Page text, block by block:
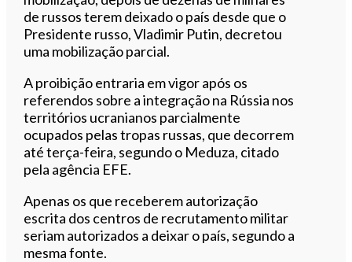
de russos terem deixado o país desde que o
Presidente russo, Vladimir Putin, decretou
uma mobilização parcial.
A proibição entraria em vigor após os
referendos sobre a integração na Rússia nos
territórios ucranianos parcialmente
ocupados pelas tropas russas, que decorrem
até terça-feira, segundo o Meduza, citado
pela agência EFE.
Apenas os que receberem autorização
escrita dos centros de recrutamento militar
seriam autorizados a deixar o país, segundo a
mesma fonte.